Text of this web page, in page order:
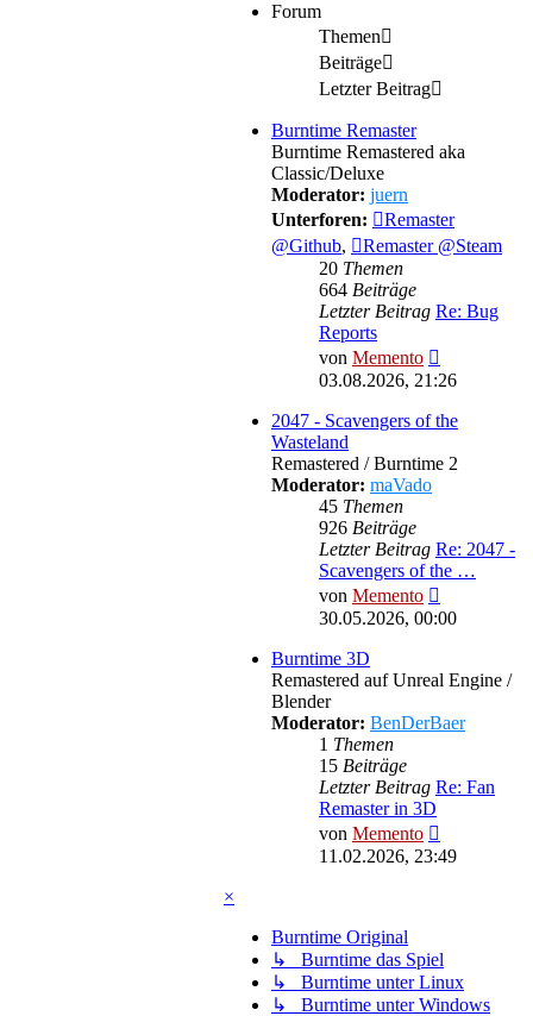
Forum
Themen
Beiträge
Letzter Beitrag
Burntime Remaster
Burntime Remastered aka
Classic/Deluxe
Moderator: juern
Unterforen:
Remaster
@Github,
Remaster @Steam
20 Themen
664 Beiträge
Letzter Beitrag Re: Bug
Reports
von Memento
Beitrag
03.08.2026, 21:26
2047 - Scavengers of the
Wasteland
Remastered / Burntime 2
Moderator: maVado
45 Themen
926 Beiträge
Letzter Beitrag Re: 2047 -
Scavengers of the …
von Memento
Beitrag
30.05.2026, 00:00
Burntime 3D
Remastered auf Unreal Engine /
Blender
Moderator: BenDerBaer
1 Themen
15 Beiträge
Letzter Beitrag Re: Fan
Remaster in 3D
von Memento
Beitrag
11.02.2026, 23:49
×
Burntime Original
↳ Burntime das Spiel
↳ Burntime unter Linux
↳ Burntime unter Windows